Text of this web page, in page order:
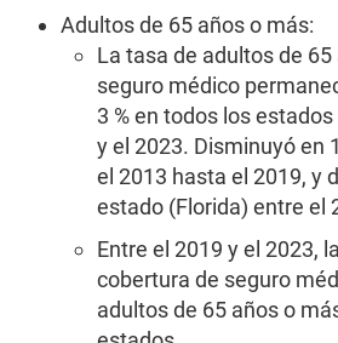
Adultos de 65 años o más:
La tasa de adultos de
seguro médico
3 % en todos los
y el 2023. Disminuyó en
el 2013 hasta el 2019, y
estado (Florida) entre el
Entre el 2019 y el 2023,
cobertura de seguro
adultos de 65 años o